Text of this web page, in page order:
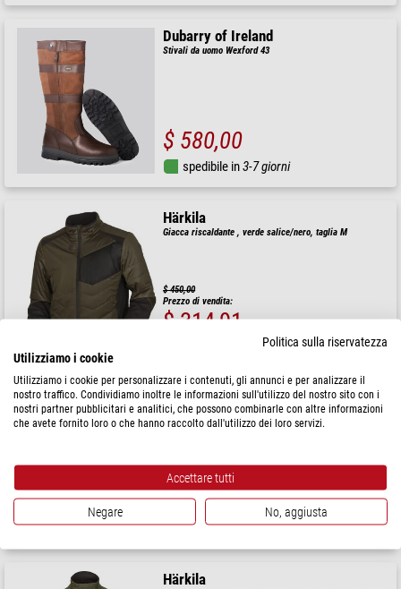
Dubarry of Ireland
Stivali da uomo Wexford 43
$ 580,00
spedibile in3-7 giorni
Härkila
Giacca riscaldante , verde salice/nero, taglia M
$ 450,00
Prezzo di vendita:
$ 314,91
3-7 giorni
Rettl
Giacca da uomo Franz Ferdinand 3 taglia 50
Prezzo di vendita consigliato: $ 1.150,00
Il nostro prezzo:
$ 920,00
spedibile in3-7 giorni
Härkila
Politica sulla riservatezza
Utilizziamo i cookie
Utilizziamo i cookie per personalizzare i contenuti, gli annunci e per analizzare il
nostro traffico. Condividiamo inoltre le informazioni sull'utilizzo del nostro sito con i
nostri partner pubblicitari e analitici, che possono combinarle con altre informazioni
che avete fornito loro o che hanno raccolto dall'utilizzo dei loro servizi.
Accettare tutti
Negare No, aggiusta